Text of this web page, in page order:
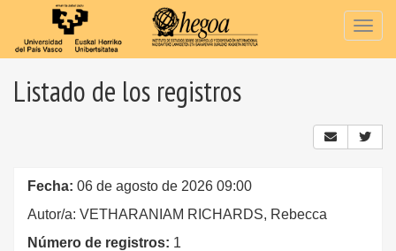
Listado de los registros
Fecha: 06 de agosto de 2026 09:00
Autor/a: VETHARANIAM RICHARDS, Rebecca
Número de registros: 1